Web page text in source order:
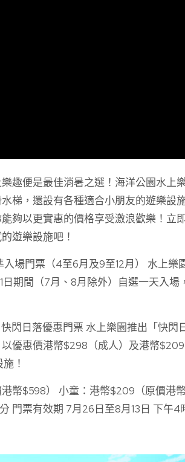
趣便是最佳消暑之選！海洋公園水上
梯，還設有各種適合小朋友的遊樂設
夠以更實惠的價格享受激浪歡樂！立
遊樂設施吧！
場門票（4至6月及9至12月） 水上樂
期間（7月、8月除外）自選一天入場
閃日落優惠門票 水上樂園推出「快閃
優惠價港幣$298（成人）及港幣
！
幣$598） 小童：港幣$209（原價港
門票有效期 7月26日至8月13日 下午4